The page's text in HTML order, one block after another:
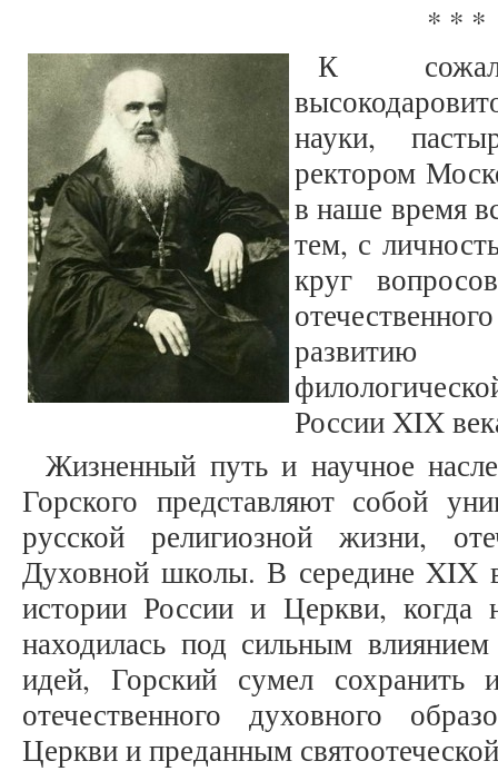
* * *
К
науки,
ректором
в наше время
тем, с
круг
развитию
России XIX
Жизненный путь и научное
Горского представляют собой
русской религиозной жизни,
Духовной школы. В середине XIX
истории России и Церкви, когда
находилась под сильным
идей, Горский сумел сохранить
отечественного духовного
Церкви и преданным